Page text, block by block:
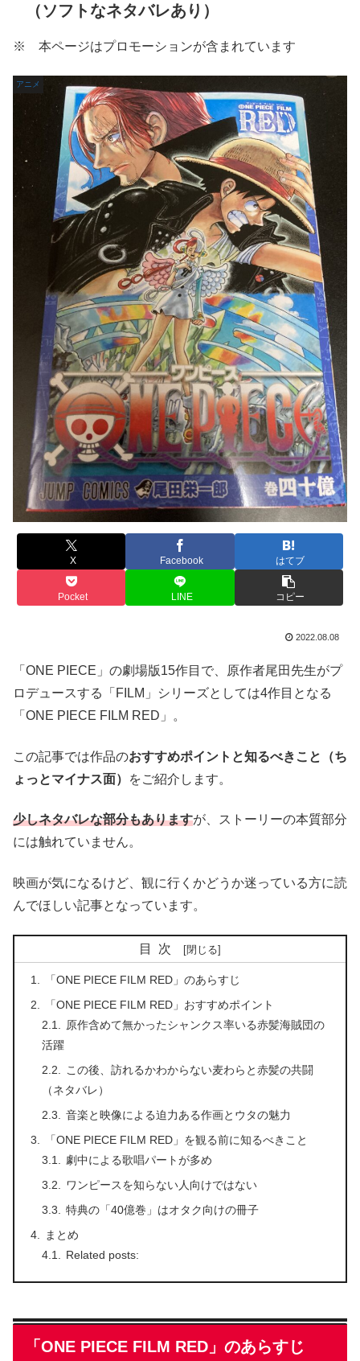
（ソフトなネタバレあり）
※ 本ページはプロモーションが含まれています
アニメ
X Facebook はてブ
Pocket LINE コピー
2022.08.08
「ONE PIECE」の劇場版15作目で、原作者尾田先生がプ
ロデュースする「FILM」シリーズとしては4作目となる
「ONE PIECE FILM RED」。
この記事では作品のおすすめポイントと知るべきこと（ち
ょっとマイナス面）
をご紹介します。
少しネタバレな部分もありますが、ストーリーの本質部分
には触れていません。
映画が気になるけど、観に行くかどうか迷っている方に読
んでほしい記事となっています。
目次
「ONE PIECE FILM RED」のあらすじ
「ONE PIECE FILM RED」おすすめポイント
原作含めて無かったシャンクス率いる赤髪海賊団の
活躍
この後、訪れるかわからない麦わらと赤髪の共闘
（ネタバレ）
音楽と映像による迫力ある作画とウタの魅力
「ONE PIECE FILM RED」を観る前に知るべきこと
劇中による歌唱パートが多め
ワンピースを知らない人向けではない
特典の「40億巻」はオタク向けの冊子
まとめ
Related posts:
「ONE PIECE FILM RED」のあらすじ